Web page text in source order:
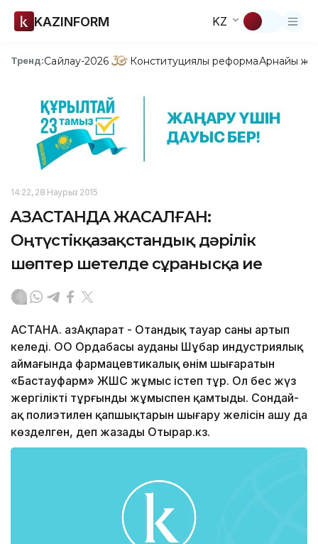
KAZINFORM KZ
Тренд:Сайлау-2026 Конституциялық реформаАрнайы
14:22, 28 Наурыз 2015
ҚАЗАҚСТАНДА ЖАСАЛҒАН:
Оңтүстікқазақстандық дәрілік
шөптер шетелде сұранысқа ие
АСТАНА. ҚазАқпарат - Отандық тауар саны артып
келеді. ОҚО Ордабасы ауданы Шұбар индустриялық
аймағында фармацевтикалық өнім шығаратын
«Бастауфарм» ЖШС жұмыс істеп тұр. Ол бес жүз
жергілікті тұрғынды жұмыспен қамтыды. Сондай-
ақ полиэтилен қапшықтарын шығару желісін ашу да
көзделген, деп жазады Отырар.кз.